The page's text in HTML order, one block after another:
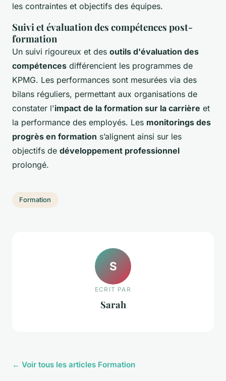
les contraintes et objectifs des équipes.
Suivi et évaluation des compétences post-
formation
Un suivi rigoureux et des outils d'évaluation des
compétences différencient les programmes de
KPMG. Les performances sont mesurées via des
bilans réguliers, permettant aux organisations de
constater l'impact de la formation sur la carrière et
la performance des employés. Les monitorings des
progrès en formation s’alignent ainsi sur les
objectifs de développement professionnel
prolongé.
Formation
S
ECRIT PAR
Sarah
← Voir tous les articles Formation